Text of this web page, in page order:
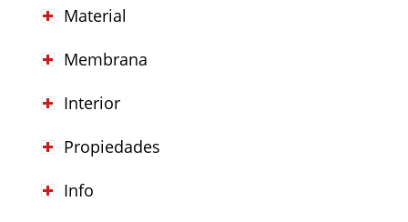
Material
Membrana
Interior
Propiedades
Info